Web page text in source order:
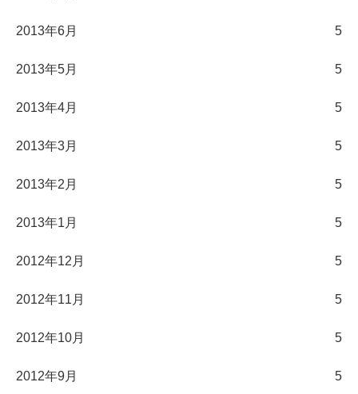
2013年6月 5
2013年5月 5
2013年4月 5
2013年3月 5
2013年2月 5
2013年1月 5
2012年12月 5
2012年11月 5
2012年10月 5
2012年9月 5